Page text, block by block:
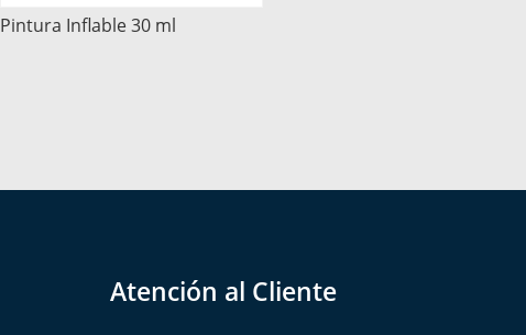
Pintura Inflable 30 ml
Atención al Cliente